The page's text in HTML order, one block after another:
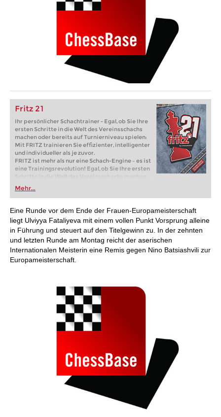
Fritz 21
Ihr persönlicher Schachtrainer - Egal, ob Sie Ihre
ersten Schritte in die Welt des Vereinsschachs
machen oder bereits auf Turnierniveau spielen:
Mit FRITZ trainieren Sie effizienter, intelligenter
und individueller als je zuvor.
FRITZ ist mehr als nur eine Schach-Engine – es ist
eine Trainingsrevolution! Egal, ob Sie Ihre ersten
Schritte in die Welt des Vereinsschachs machen
oder bereits auf Turnierniveau spielen: Mit
FRITZ trainieren Sie effizienter, intelligenter und
individueller als je zuvor.
Mehr...
Eine Runde vor dem Ende der Frauen-Europameisterschaft
liegt Ulviyya Fataliyeva mit einem vollen Punkt Vorsprung alleine
in Führung und steuert auf den Titelgewinn zu. In der zehnten
und letzten Runde am Montag reicht der aserischen
Internationalen Meisterin eine Remis gegen Nino Batsiashvili zur
Europameisterschaft.